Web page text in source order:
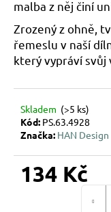
malba z něj činí
Zrozený z ohně,
řemeslu v naší
který vypráví svůj
Skladem (>5 ks)
Kód: PS.63.4928
Značka: HAN Design
134 Kč
p
o
r
u
u
e
m